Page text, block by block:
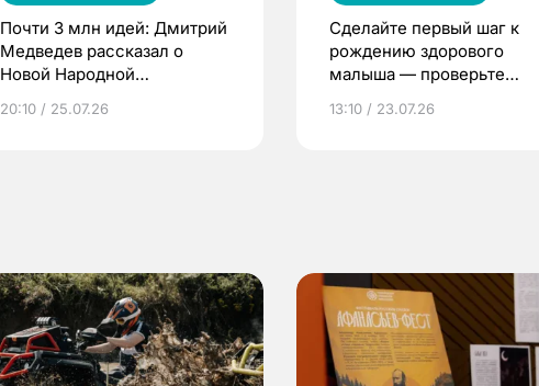
Почти 3 млн идей: Дмитрий
Медведев рассказал о
Новой Народной
20:10 / 25.07.26
Сделайте первый шаг к
рождению здорового
малыша — проверьте
по ОМС!
13:10 / 23.07.26